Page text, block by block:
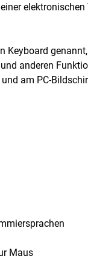
anderen
am PC-
Maus